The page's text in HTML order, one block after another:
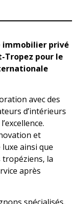
immobilier privé
Tropez pour le
avec des
d’intérieurs
et
luxe ainsi que
la
après